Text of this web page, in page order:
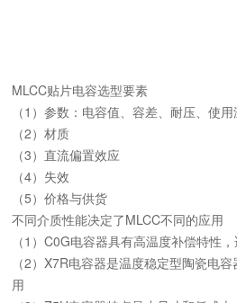
MLCC贴片电容选型要素
（1）参数：电容值、容差、耐压、使
（2）材质
（3）直流偏置效应
（4）失效
（5）价格与供货
不同介质性能决定了MLCC不同的应用
（1）C0G电容器具有高温度补偿特性
（2）X7R电容器是温度稳定型陶瓷电
用